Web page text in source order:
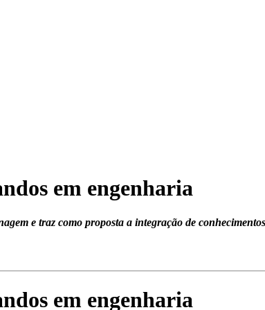
em engenharia
e traz como proposta a integração de
em engenharia